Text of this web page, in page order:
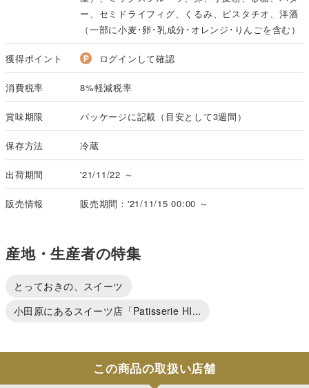
ー、セミドライフィグ、くるみ、ピスタチオ、洋酒
（一部に小麦･卵･乳成分･オレンジ･りんごを含む）
獲得ポイント ログインして確認
消費税率 8%軽減税率
賞味期限 パッケージに記載（目安として3週間）
保存方法 冷蔵
出荷期間 '21/11/22 ～
販売情報 販売期間：'21/11/15 00:00 ～
産地・生産者の特集
とっておきの、スイーツ
小田原にあるスイーツ店「Patisserie HI...
この商品の取扱い店舗